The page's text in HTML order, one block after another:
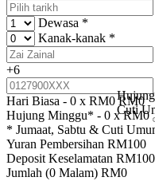
Dewasa *
Kanak-kanak *
+6
Hari Biasa - 0 x RM0 RM0
Hujung Minggu* - 0 x RM0
Cuti
* Jumaat, Sabtu & Cuti
Yuran Pembersihan RM100
Deposit Keselamatan RM100
Jumlah (0 Malam) RM0